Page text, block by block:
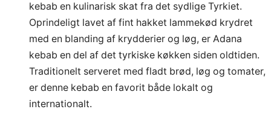
kebab en kulinarisk skat fra det sydlige Tyrkiet.
Oprindeligt lavet af fint hakket lammekød krydret
med en blanding af krydderier og løg, er Adana
kebab en del af det tyrkiske køkken siden oldtiden.
Traditionelt serveret med fladt brød, løg og tomater,
er denne kebab en favorit både lokalt og
internationalt.